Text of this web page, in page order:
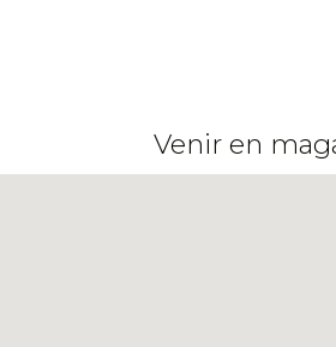
Venir en